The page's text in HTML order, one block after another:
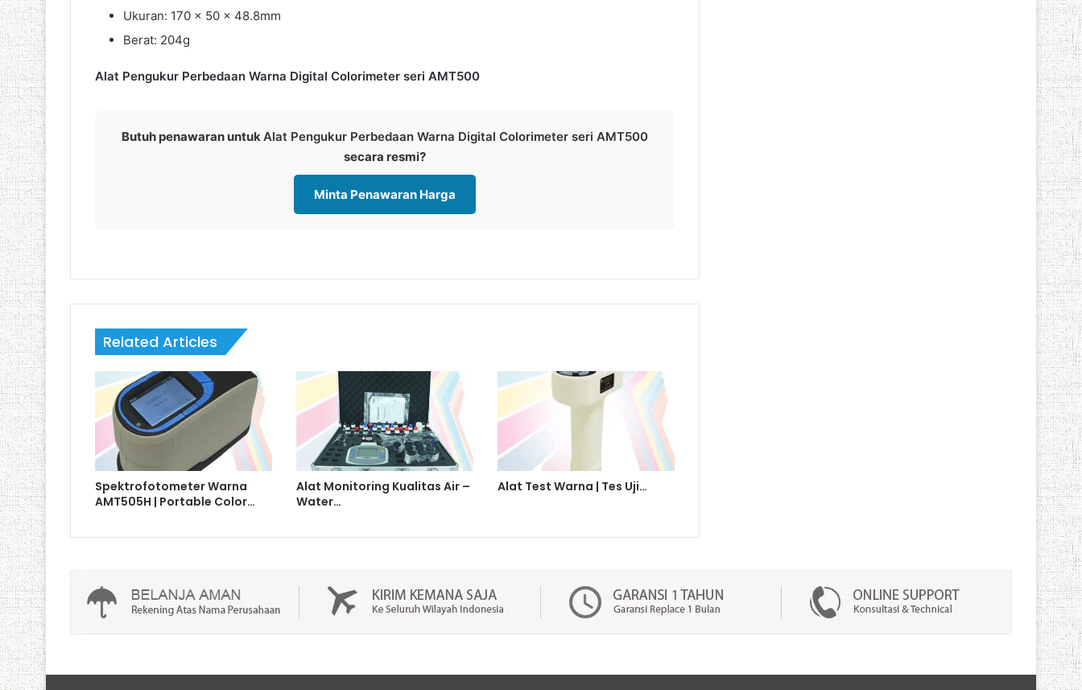
Ukuran: 170 × 50 × 48.8mm
Berat: 204g
Alat Pengukur Perbedaan Warna Digital Colorimeter seri AMT500
Butuh penawaran untukAlat Pengukur Perbedaan Warna Digital Colorimeter seri AMT500
secara resmi?
Minta Penawaran Harga
Related Articles
Spektrofotometer Warna
AMT505H | Portable Color…
Alat Monitoring Kualitas Air –
Water…
Alat Test Warna | Tes Uji…